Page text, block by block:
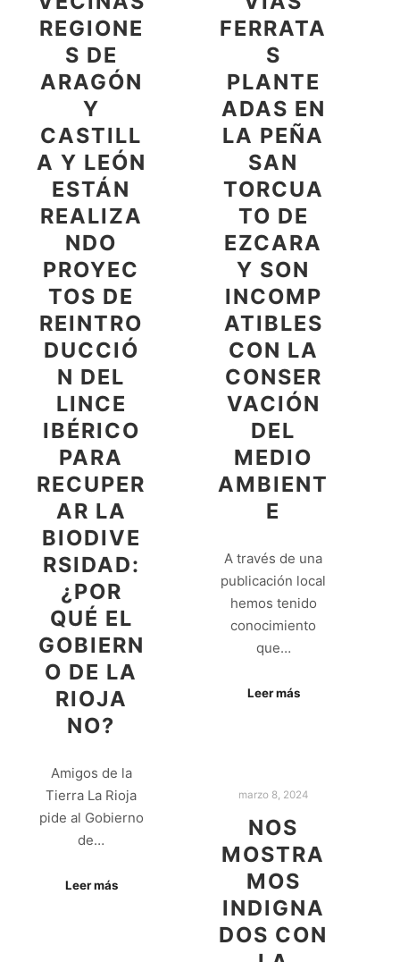
REGIONE
S DE
ARAGÓN
Y
CASTILL
A Y LEÓN
ESTÁN
REALIZA
NDO
PROYEC
TOS DE
REINTRO
DUCCIÓ
N DEL
LINCE
IBÉRICO
PARA
RECUPER
AR LA
BIODIVE
RSIDAD:
¿POR
QUÉ EL
GOBIERN
O DE LA
RIOJA
NO?
Amigos de la
Tierra La Rioja
pide al Gobierno
de…
Leer más
FERRATA
S
PLANTE
ADAS EN
LA PEÑA
SAN
TORCUA
TO DE
EZCARA
Y SON
INCOMP
ATIBLES
CON LA
CONSER
VACIÓN
DEL
MEDIO
AMBIENT
E
A través de una
publicación local
hemos tenido
conocimiento
que…
Leer más
marzo 8, 2024
NOS
MOSTRA
MOS
INDIGNA
DOS CON